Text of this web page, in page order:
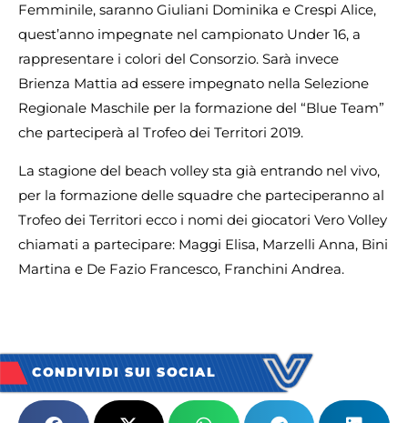
Femminile, saranno Giuliani Dominika e Crespi Alice,
quest’anno impegnate nel campionato Under 16, a
rappresentare i colori del Consorzio. Sarà invece
Brienza Mattia ad essere impegnato nella Selezione
Regionale Maschile per la formazione del “Blue Team”
che parteciperà al Trofeo dei Territori 2019.
La stagione del beach volley sta già entrando nel vivo,
per la formazione delle squadre che parteciperanno al
Trofeo dei Territori ecco i nomi dei giocatori Vero Volley
chiamati a partecipare: Maggi Elisa, Marzelli Anna, Bini
Martina e De Fazio Francesco, Franchini Andrea.
CONDIVIDI SUI SOCIAL